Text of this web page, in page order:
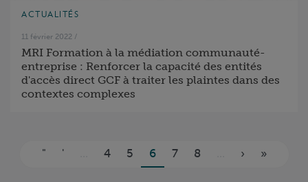
ACTUALITÉS
11 février 2022 /
MRI Formation à la médiation communauté-
entreprise : Renforcer la capacité des entités
d'accès direct GCF à traiter les plaintes dans des
contextes complexes
" ' 4 5 6 7 8 › »